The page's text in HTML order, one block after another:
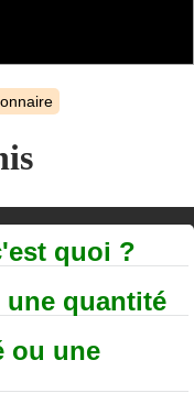
quoi ?
une quantité
ou une